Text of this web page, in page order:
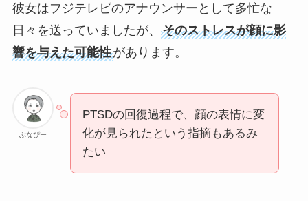
彼女はフジテレビのアナウンサーとして多忙な
日々を送っていましたが、 そのストレスが顔に影
響を与えた可能性があります。
ぶなぴー
PTSDの回復過程で、顔の表情に変
化が見られたという指摘もあるみ
たい